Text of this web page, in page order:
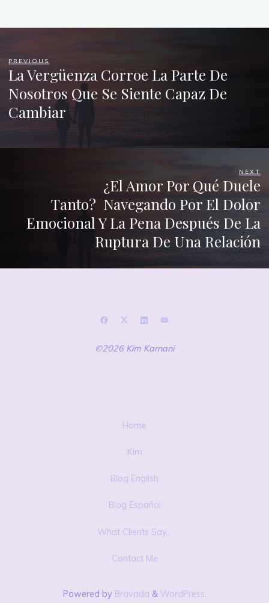
PREVIOUS
La Vergüenza Corroe La Parte De
Nosotros Que Se Siente Capaz De
Cambiar
NEXT
¿El Amor Por Qué Duele
Tanto? Navegando Por El Dolor
Emocional Y La Pena Después De La
Ruptura De Una Relación
©2026 Kim Karnani
Home
Kim
Blog English
Blog Español
What Clients Say…
Contact Me
Powered byBravada & WordPress.